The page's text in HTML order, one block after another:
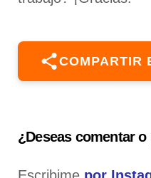
COMPARTIR
¿Deseas comentar